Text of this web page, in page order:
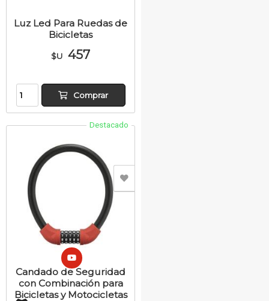
Luz Led Para Ruedas de
Bicicletas
$U 457
Comprar
Destacado
Candado de Seguridad
con Combinación para
Bicicletas y Motocicletas